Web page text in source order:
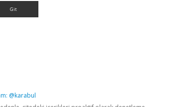
@karabul